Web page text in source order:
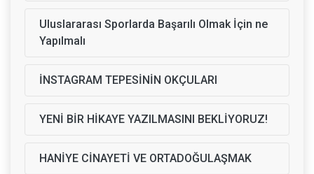
Uluslararası Sporlarda Başarılı Olmak İçin ne
Yapılmalı
İNSTAGRAM TEPESİNİN OKÇULARI
YENİ BİR HİKAYE YAZILMASINI BEKLİYORUZ!
HANİYE CİNAYETİ VE ORTADOĞULAŞMAK